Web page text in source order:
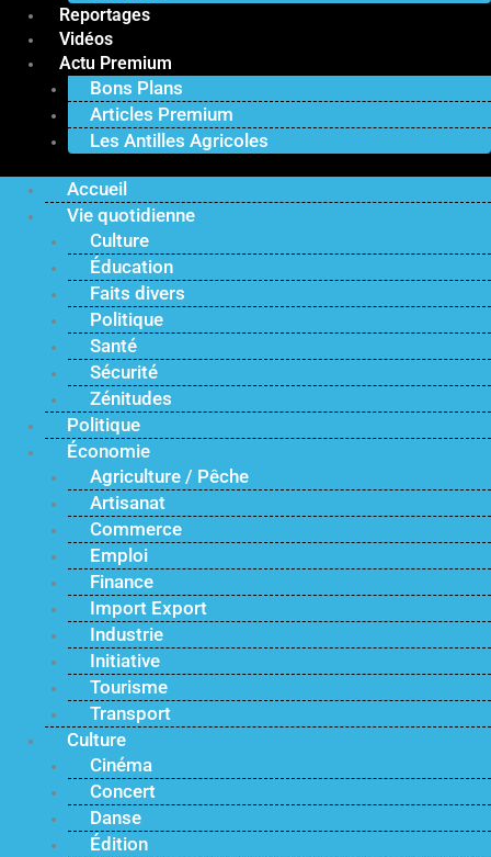
Reportages
Vidéos
Actu Premium
Bons Plans
Articles Premium
Les Antilles Agricoles
Accueil
Vie quotidienne
Culture
Éducation
Faits divers
Politique
Santé
Sécurité
Zénitudes
Politique
Économie
Agriculture / Pêche
Artisanat
Commerce
Emploi
Finance
Import Export
Industrie
Initiative
Tourisme
Transport
Culture
Cinéma
Concert
Danse
Édition